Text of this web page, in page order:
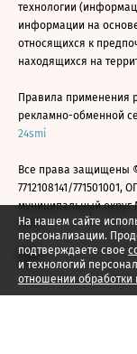
На нашем сайте
персонализации.
подтверждаете свое
и технологий
отношении
технологии
информации на
относящихся к
находящихся на
Правила применения
рекламно-обменной
24smi
Все права защищены
7712108141/771501001,
муниципальный округ
2026